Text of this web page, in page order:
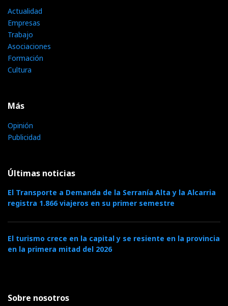
Actualidad
Empresas
Trabajo
Asociaciones
Formación
Cultura
Más
Opinión
Publicidad
Últimas noticias
El Transporte a Demanda de la Serranía Alta y la Alcarria
registra 1.866 viajeros en su primer semestre
El turismo crece en la capital y se resiente en la provincia
en la primera mitad del 2026
Sobre nosotros